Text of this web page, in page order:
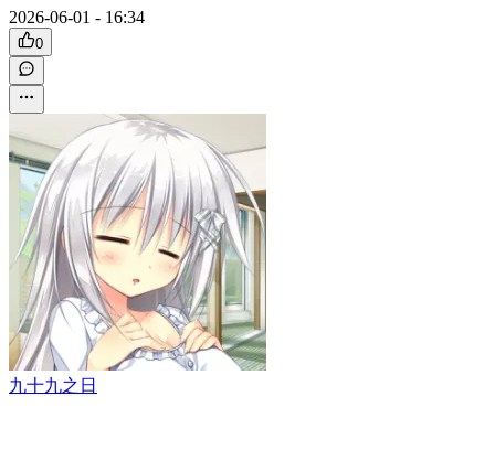
2026-06-01 - 16:34
0
九十九之日